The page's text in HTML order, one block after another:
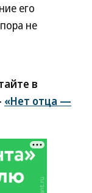
его
не
в
«Нет отца —